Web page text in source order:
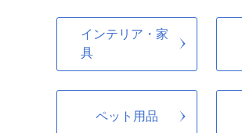
インテリア・家
具
ペット用品